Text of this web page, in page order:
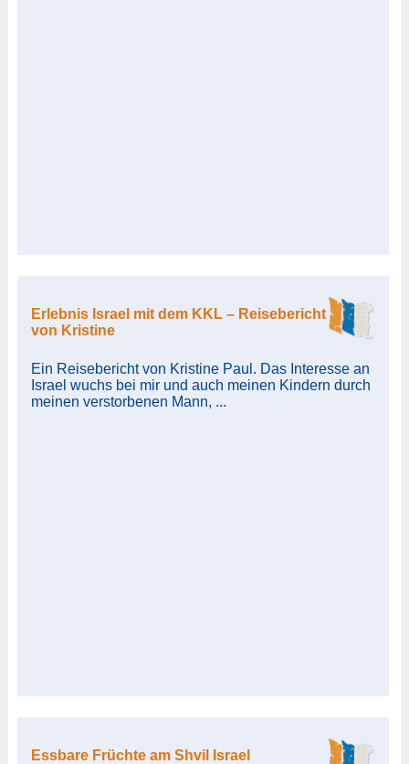
Erlebnis Israel mit dem KKL – Reisebericht
von Kristine
Ein Reisebericht von Kristine Paul. Das Interesse an
Israel wuchs bei mir und auch meinen Kindern durch
meinen verstorbenen Mann, ...
Essbare Früchte am Shvil Israel